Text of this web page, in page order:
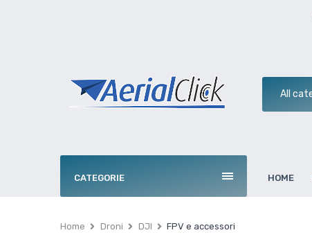
CATEGORIE HOME
Home Droni DJI FPV e accessori